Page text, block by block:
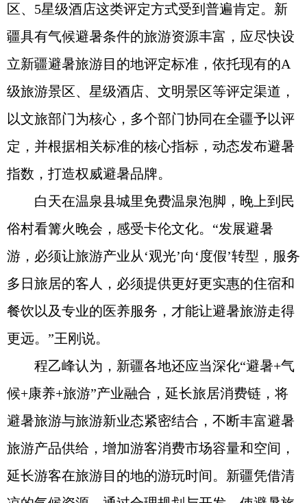
区、5星级酒店这类评定方式受到普遍肯定。新
疆具有气候避暑条件的旅游资源丰富，应尽快设
立新疆避暑旅游目的地评定标准，依托现有的A
级旅游景区、星级酒店、文明景区等评定渠道，
以文旅部门为核心，多个部门协同在全疆予以评
定，并根据相关标准的核心指标，动态发布避暑
指数，打造权威避暑品牌。
白天在温泉县城里免费温泉泡脚，晚上到民
俗村看篝火晚会，感受卡伦文化。“发展避暑
游，必须让旅游产业从‘观光’向‘度假’转型，服务
多日旅居的客人，必须提供更好更实惠的住宿和
餐饮以及专业的医养服务，才能让避暑旅游走得
更远。”王刚说。
程乙峰认为，新疆各地还应当深化“避暑+气
候+康养+旅游”产业融合，延长旅居消费链，将
避暑旅游与旅游新业态紧密结合，不断丰富避暑
旅游产品供给，增加游客消费市场容量和空间，
延长游客在旅游目的地的游玩时间。新疆凭借清